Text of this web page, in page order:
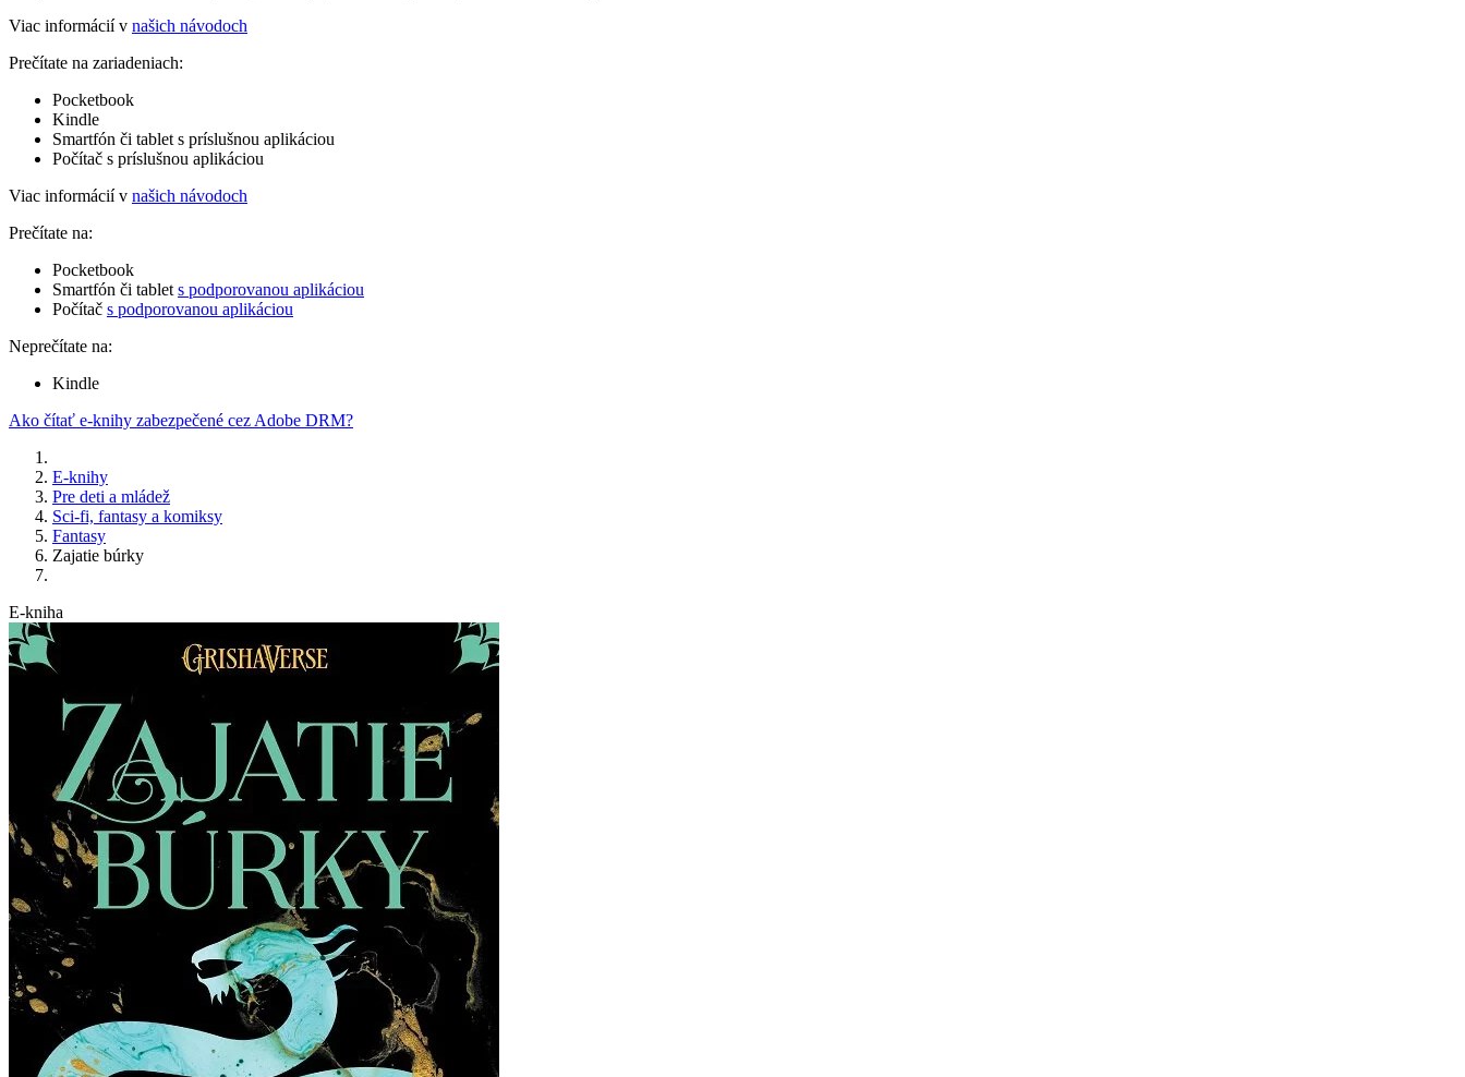
Viac informácií v našich návodoch
Prečítate na zariadeniach:
Pocketbook
Kindle
Smartfón či tablet s príslušnou aplikáciou
Počítač s príslušnou aplikáciou
Viac informácií v našich návodoch
Prečítate na:
Pocketbook
Smartfón či tablet s podporovanou aplikáciou
Počítač s podporovanou aplikáciou
Neprečítate na:
Kindle
Ako čítať e-knihy zabezpečené cez Adobe DRM?
E-knihy
Pre deti a mládež
Sci-fi, fantasy a komiksy
Fantasy
Zajatie búrky
E-kniha